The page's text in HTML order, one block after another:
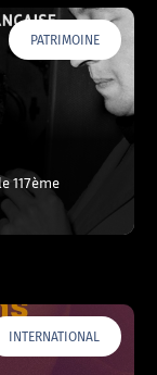
PATRIMOINE
117ème
INTERNATIONAL